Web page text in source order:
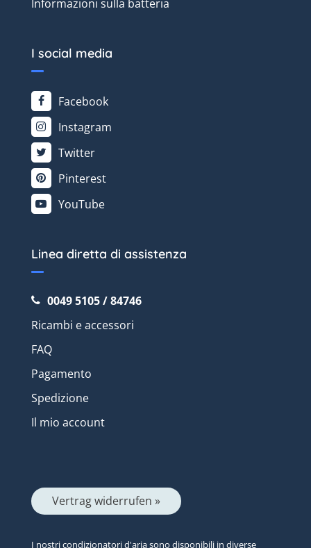
Informazioni sulla batteria
I social media
Facebook
Instagram
Twitter
Pinterest
YouTube
Linea diretta di assistenza
0049 5105 / 84746
Ricambi e accessori
FAQ
Pagamento
Spedizione
Il mio account
Vertrag widerrufen »
I nostri condizionatori d'aria sono disponibili in diverse